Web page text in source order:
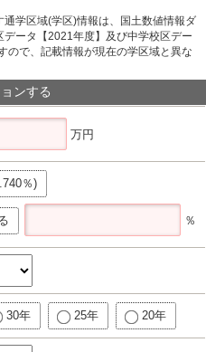
学区域(学区)情報は、国土数値情報ダ
ータ【2021年度】及び中学校区デー
ので、記載情報が現在の学区域と異な
ンする
万円
％)
％
30年 25年 20年